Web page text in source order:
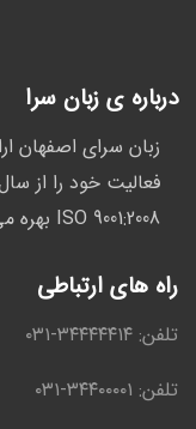
درباره ی زبان سرا
زبان سرای اصفهان
ISO 9001:2008 بهره می گیرد.
راه های ارتباطی
تلفن: ۳۴۴۴۴۴١۴-٠۳١
تلفن: ۳۴۴۰۰۰۰۱-٠۳١